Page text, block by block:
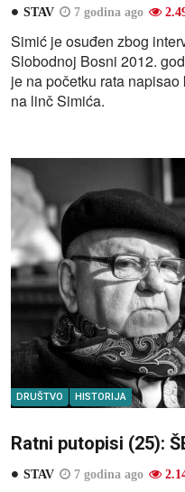
STAV 7 godina ago
Simić je osuđen zbog
Slobodnoj Bosni 2012.
je na početku rata
na linč Simića.
DRUŠTVO HISTORIJA
Ratni putopisi (25):
STAV 7 godina ago